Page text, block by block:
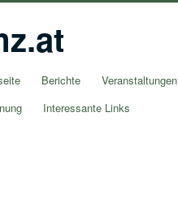
Berichte Veranstaltungen
Interessante Links